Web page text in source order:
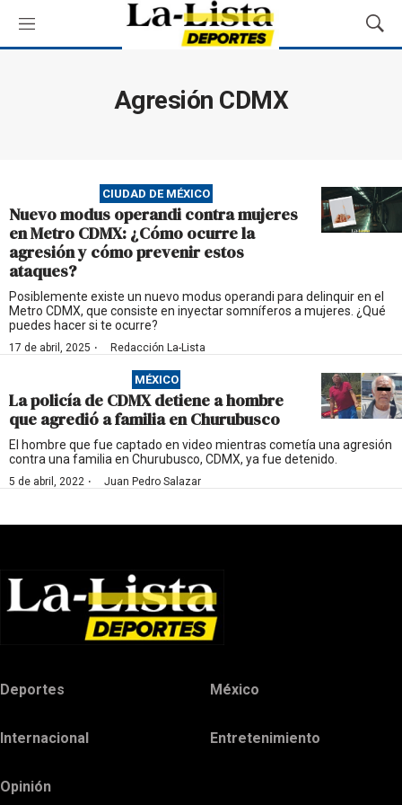
M
e
M
o
ú
s
q
u
a
Agresión CDMX
CIUDAD DE MÉXICO
Nuevo modus operandi contra mujeres
en Metro CDMX: ¿Cómo ocurre la
agresión y cómo prevenir estos
ataques?
Posiblemente existe un nuevo modus operandi para delinquir en el
Metro CDMX, que consiste en inyectar somníferos a mujeres. ¿Qué
puedes hacer si te ocurre?
17 de abril, 2025 · Redacción La-Lista
MÉXICO
La policía de CDMX detiene a hombre
que agredió a familia en Churubusco
El hombre que fue captado en video mientras cometía una agresión
contra una familia en Churubusco, CDMX, ya fue detenido.
5 de abril, 2022 · Juan Pedro Salazar
Deportes México
Internacional Entretenimiento
Opinión